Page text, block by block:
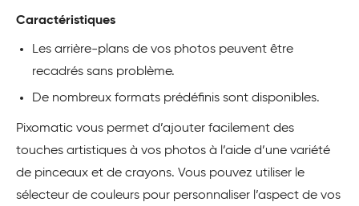
Caractéristiques
Les arrière-plans de vos photos peuvent être
recadrés sans problème.
De nombreux formats prédéfinis sont disponibles.
Pixomatic vous permet d’ajouter facilement des
touches artistiques à vos photos à l’aide d’une variété
de pinceaux et de crayons. Vous pouvez utiliser le
sélecteur de couleurs pour personnaliser l’aspect de vos